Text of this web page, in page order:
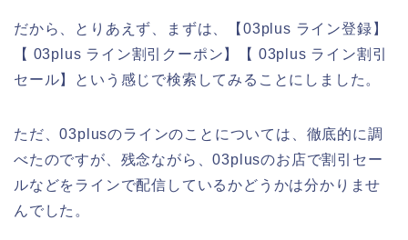
だから、とりあえず、まずは、【03plus ライン登録】
【 03plus ライン割引クーポン】【 03plus ライン割引
セール】という感じで検索してみることにしました。
ただ、03plusのラインのことについては、徹底的に調
べたのですが、残念ながら、03plusのお店で割引セー
ルなどをラインで配信しているかどうかは分かりませ
んでした。